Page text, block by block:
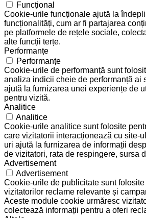
Funcțional
Cookie-urile funcționale ajută la
funcționalități, cum ar fi partajarea
pe platformele de rețele sociale,
alte funcții terțe.
Performanțe
Performanțe
Cookie-urile de performanță sunt
analiza indicii cheie de performanță ai
ajută la furnizarea unei experiențe de
pentru vizită.
Analitice
Analitice
Cookie-urile analitice sunt folosite
care vizitatorii interacționează cu site-
uri ajută la furnizarea de informații
de vizitatori, rata de respingere, sursa
Advertisement
Advertisement
Cookie-urile de publicitate sunt folosite
vizitatorilor reclame relevante și
Aceste module cookie urmăresc
colectează informații pentru a oferi